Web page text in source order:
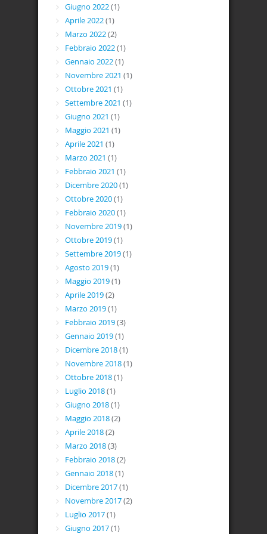
Giugno 2022(1)
Aprile 2022(1)
Marzo 2022(2)
Febbraio 2022(1)
Gennaio 2022(1)
Novembre 2021 (1)
Ottobre 2021 (1)
Settembre 2021 (1)
Giugno 2021 (1)
Maggio 2021 (1)
Aprile 2021 (1)
Marzo 2021 (1)
Febbraio 2021 (1)
Dicembre 2020(1)
Ottobre 2020(1)
Febbraio 2020(1)
Novembre 2019(1)
Ottobre 2019(1)
Settembre 2019(1)
Agosto 2019(1)
Maggio 2019(1)
Aprile 2019(2)
Marzo 2019(1)
Febbraio 2019(3)
Gennaio 2019(1)
Dicembre 2018(1)
Novembre 2018(1)
Ottobre 2018(1)
Luglio 2018(1)
Giugno 2018(1)
Maggio 2018(2)
Aprile 2018(2)
Marzo 2018(3)
Febbraio 2018(2)
Gennaio 2018(1)
Dicembre 2017(1)
Novembre 2017(2)
Luglio 2017(1)
Giugno 2017(1)